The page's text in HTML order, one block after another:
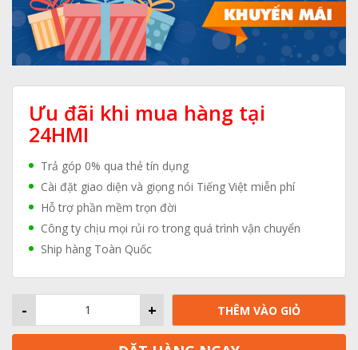
Ưu đãi khi mua hàng tại
24HMI
Trả góp 0% qua thẻ tín dụng
Cài đặt giao diện và giọng nói Tiếng Việt miễn phí
Hỗ trợ phần mềm trọn đời
Công ty chịu mọi rủi ro trong quá trình vận chuyển
Ship hàng Toàn Quốc
+
- THÊM VÀO GIỎ